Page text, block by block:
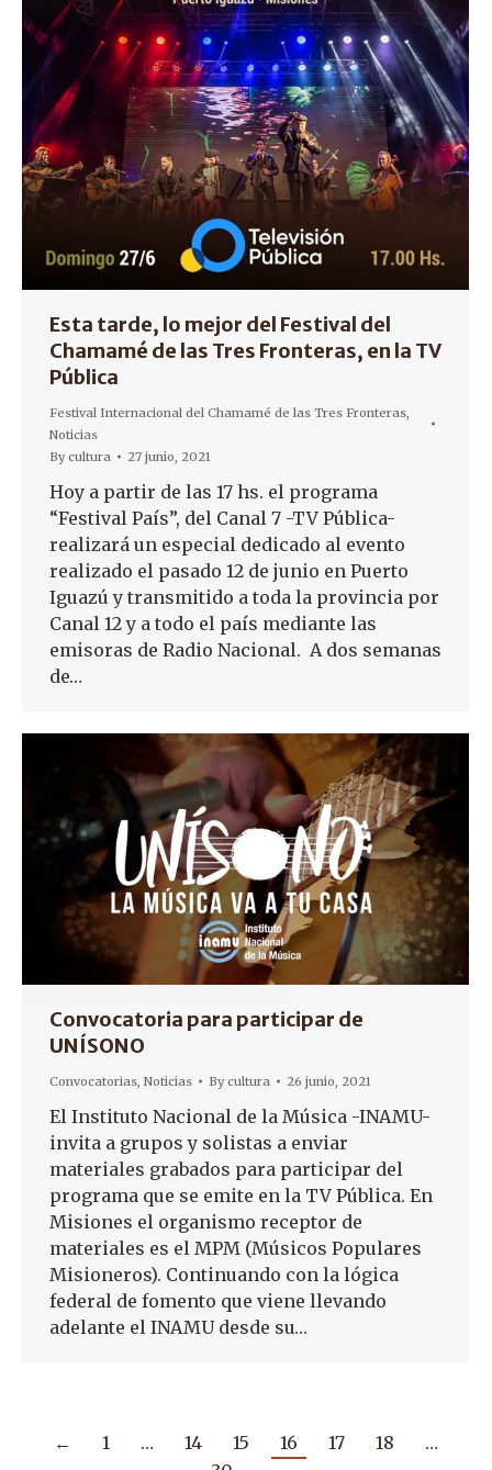
Esta tarde, lo mejor del Festival del
Chamamé de las Tres Fronteras, en la TV
Pública
Festival Internacional del Chamamé de las Tres Fronteras,
Noticias
Bycultura 27 junio, 2021
Hoy a partir de las 17 hs. el programa
“Festival País”, del Canal 7 -TV Pública-
realizará un especial dedicado al evento
realizado el pasado 12 de junio en Puerto
Iguazú y transmitido a toda la provincia por
Canal 12 y a todo el país mediante las
emisoras de Radio Nacional. A dos semanas
de…
Convocatoria para participar de
UNÍSONO
Convocatorias, Noticias Bycultura 26 junio, 2021
El Instituto Nacional de la Música -INAMU-
invita a grupos y solistas a enviar
materiales grabados para participar del
programa que se emite en la TV Pública. En
Misiones el organismo receptor de
materiales es el MPM (Músicos Populares
Misioneros). Continuando con la lógica
federal de fomento que viene llevando
adelante el INAMU desde su…
← 1 … 14 15 16 17 18
…